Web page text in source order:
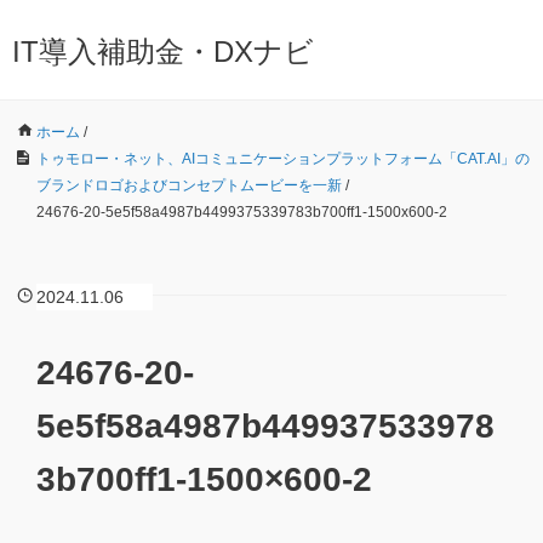
IT導入補助金・DXナビ
ホーム /
トゥモロー・ネット、AIコミュニケーションプラットフォーム「CAT.AI」の
ブランドロゴおよびコンセプトムービーを一新 /
24676-20-5e5f58a4987b4499375339783b700ff1-1500x600-2
2024.11.06
24676-20-
5e5f58a4987b449937533978
3b700ff1-1500×600-2